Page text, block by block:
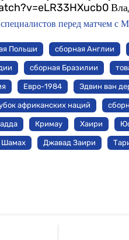
перед матчем с
Польши сборная Англии
сборная Бразилии
Евро-1984 Эдвин ван
африканских наций
Кримау Хаири
Шамах Джавад Заири